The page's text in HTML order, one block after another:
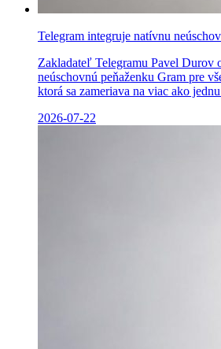
Telegram integruje natívnu
Zakladateľ Telegramu Pavel Durov
neúschovnú peňaženku Gram pre
ktorá sa zameriava na viac ako
2026-07-22